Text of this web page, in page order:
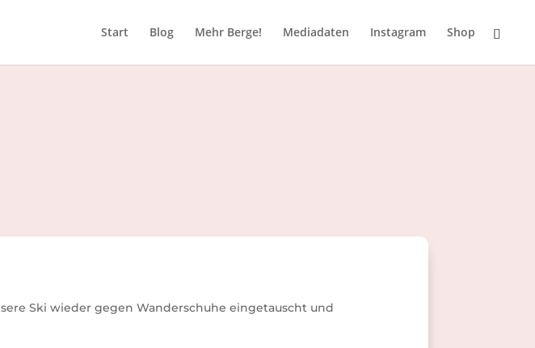
Start Blog Mehr Berge! Mediadaten Instagram Shop
Ski wieder gegen Wanderschuhe eingetauscht und